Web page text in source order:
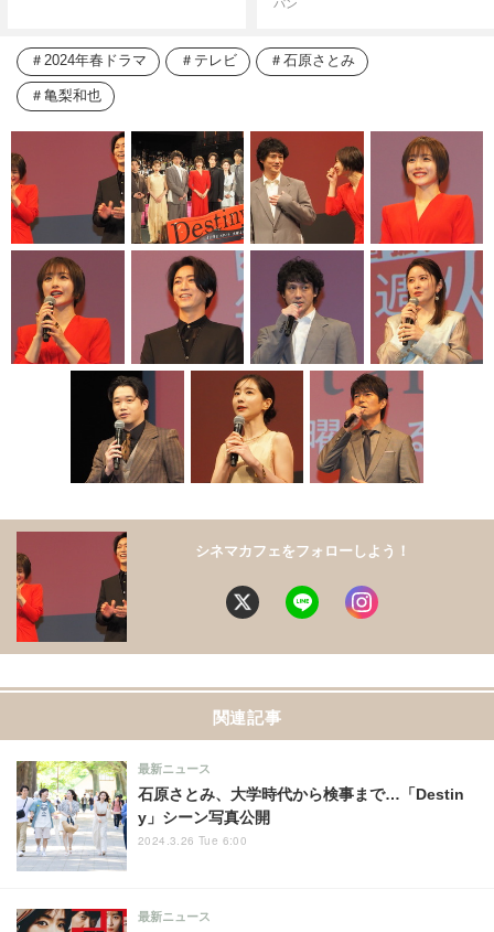
パン
2024年春ドラマ テレビ 石原さとみ
亀梨和也
シネマカフェをフォローしよう！
関連記事
石原さとみ、大学時代から検事まで…「Destin
y」シーン写真公開
最新ニュース
2024.3.26 Tue 6:00
最新ニュース